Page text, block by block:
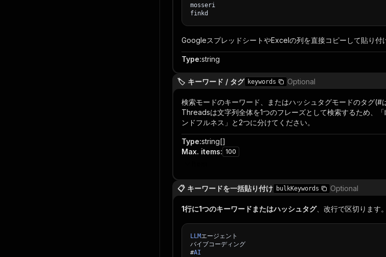
mosseri
finkd
GoogleスプレッドシートやExcelの列を直接コピーして貼り付
Type:string
🏷️ キーワード / タグ keywords Optional
検索モードのキーワード、またはハッシュタグモードのタグ
Threadsは文字列全体を1つのフレーズとして検索するため、
ンドフルネス」と2つに分けてください。
Type:string[]
Max. items: 100
📋 キーワードを一括貼り付け bulkKeywords Optional
1行に1つのキーワードまたはハッシュタグ、改行で区切ります。
LLMエージェント
バイブコーディング
#AI